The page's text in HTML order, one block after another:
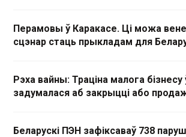
Перамовы ў Каракасе. Ці можа
сцэнар стаць прыкладам для
Рэха вайны: Траціна малога бізнесу
задумалася аб закрыцці або
Беларускі ПЭН зафіксаваў 738